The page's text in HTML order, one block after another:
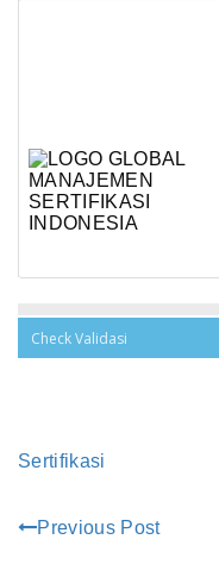
Sertifikasi
Previous Post